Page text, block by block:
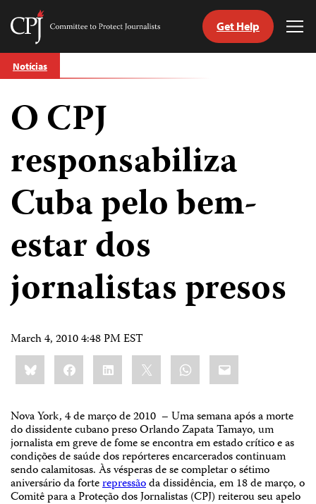
Skip
to
Committee
Journalists
Get Help
Notícias
O CPJ
responsabiliza
Cuba pelo bem-
estar dos
jornalistas presos
March 4, 2010 4:48 PM EST
Share
this:BlueskyFacebookLinkedIn WhatsApp
Email
Nova York, 4 de março de 2010 –Uma semana após a morte
do dissidente cubano preso Orlando Zapata Tamayo, um
jornalista em greve de fome se encontra em estado crítico e as
condições de saúde dos repórteres encarcerados continuam
sendo calamitosas. Às vésperas de se completar o sétimo
aniversário da forterepressãoda dissidência, em 18 de março, o
Comitê para a Proteção dos Jornalistas (CPJ) reiterou seu apelo